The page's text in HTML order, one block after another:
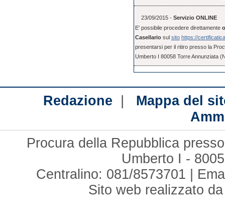
23/09/2015 - Servizio ONLINE
E' possibile procedere direttamente
Casellario sul sito https://
presentarsi per il ritiro presso la P
Umberto I 80058 Torre Annunziata
Redazione | Mappa del
Procura della Repubblica
Umberto I -
Centralino: 081/8573701 |
Sito web realizzato